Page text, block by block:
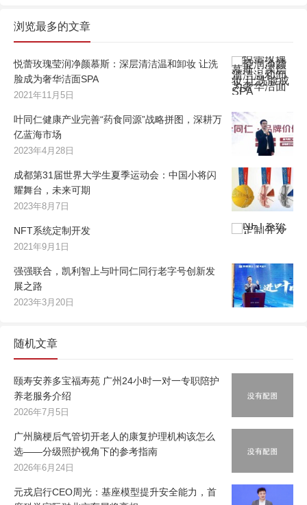
浏览最多的文章
悦蕾玫瑰莹润净颜慕斯：深层清洁温和卸妆 让洗
脸成为奢华洁面SPA
2021年11月5日
叶同仁健康产业完善“药食同源”战略拼图，深耕万
亿蓝海市场
2023年4月28日
成都第31届世界大学生夏季运动会：中国小将闪
耀舞台，未来可期
2023年8月7日
NFT系统定制开发
2021年9月1日
强强联合，凯利智上与叶同仁同行老字号创新发
展之路
2023年3月20日
随机文章
颐寿安养多宝福寿苑 广州24小时一对一专职陪护
养老服务介绍
2026年7月5日
广州脑梗后气管切开老人的康复护理机构该怎么
选——分级照护视角下的参考指南
2026年6月24日
元戎启行CEO周光：基座模型提升安全能力，首